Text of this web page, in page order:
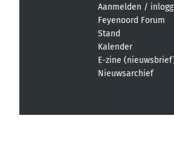
Aanmelden /
Feyenoord Forum
Stand
Kalender
E-zine
Nieuwsarchief